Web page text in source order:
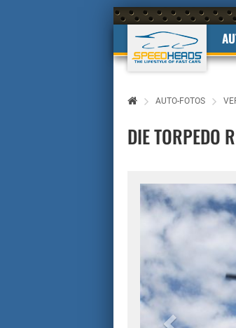
AUTO-FOTOS
DIE TORPEDO